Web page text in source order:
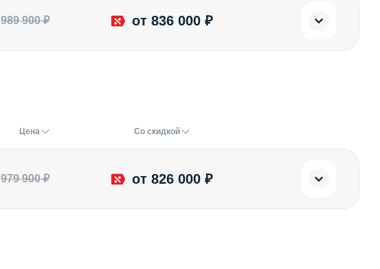
989 900 ₽ от 836 000 ₽
Цена Со скидкой
979 900 ₽ от 826 000 ₽